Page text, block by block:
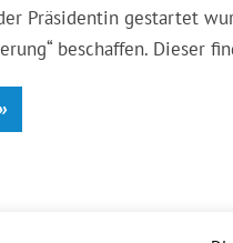
Präsidentin gestartet
beschaffen. Dieser